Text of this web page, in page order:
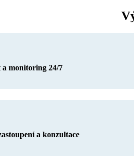
a monitoring 24/7
a konzultace